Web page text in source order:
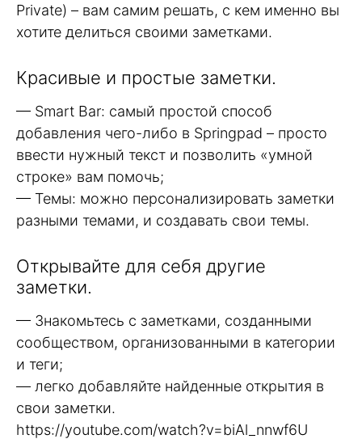
Private) – вам самим решать, с кем именно вы
хотите делиться своими заметками.
Красивые и простые заметки.
— Smart Bar: самый простой способ
добавления чего-либо в Springpad – просто
ввести нужный текст и позволить «умной
строке» вам помочь;
— Темы: можно персонализировать заметки
разными темами, и создавать свои темы.
Открывайте для себя другие
заметки.
— Знакомьтесь с заметками, созданными
сообществом, организованными в категории
и теги;
— легко добавляйте найденные открытия в
свои заметки.
https://youtube.com/watch?v=biAl_nnwf6U